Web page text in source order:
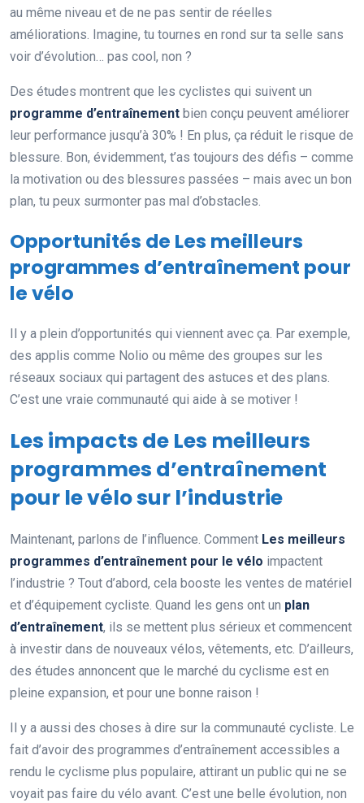
au même niveau et de ne pas sentir de réelles
améliorations. Imagine, tu tournes en rond sur ta selle sans
voir d’évolution… pas cool, non ?
Des études montrent que les cyclistes qui suivent un
programme d’entraînement bien conçu peuvent améliorer
leur performance jusqu’à 30% ! En plus, ça réduit le risque de
blessure. Bon, évidemment, t’as toujours des défis – comme
la motivation ou des blessures passées – mais avec un bon
plan, tu peux surmonter pas mal d’obstacles.
Opportunités de Les meilleurs
programmes d’entraînement pour
le vélo
Il y a plein d’opportunités qui viennent avec ça. Par exemple,
des applis comme Nolio ou même des groupes sur les
réseaux sociaux qui partagent des astuces et des plans.
C’est une vraie communauté qui aide à se motiver !
Les impacts de Les meilleurs
programmes d’entraînement
pour le vélo sur l’industrie
Maintenant, parlons de l’influence. Comment Les meilleurs
programmes d’entraînement pour le vélo impactent
l’industrie ? Tout d’abord, cela booste les ventes de matériel
et d’équipement cycliste. Quand les gens ont un plan
d’entraînement, ils se mettent plus sérieux et commencent
à investir dans de nouveaux vélos, vêtements, etc. D’ailleurs,
des études annoncent que le marché du cyclisme est en
pleine expansion, et pour une bonne raison !
Il y a aussi des choses à dire sur la communauté cycliste. Le
fait d’avoir des programmes d’entraînement accessibles a
rendu le cyclisme plus populaire, attirant un public qui ne se
voyait pas faire du vélo avant. C’est une belle évolution, non